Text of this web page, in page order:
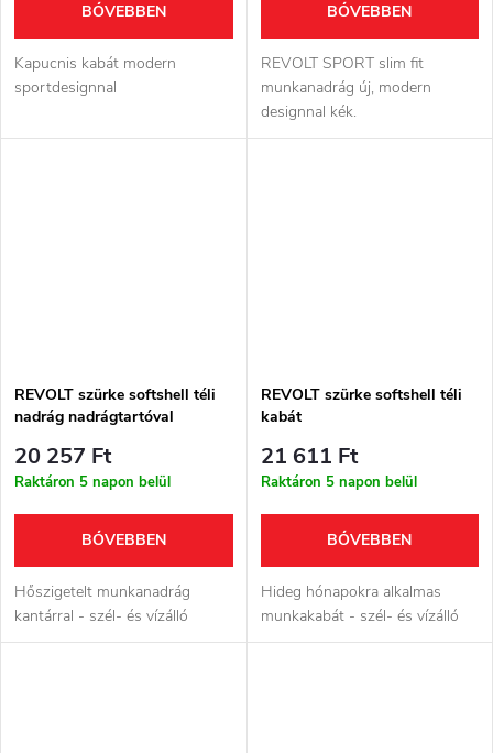
BŐVEBBEN
Kapucnis kabát modern
sportdesignnal
BŐVEBBEN
REVOLT SPORT slim fit
munkanadrág új, modern
designnal kék.
REVOLT szürke softshell téli
nadrág nadrágtartóval
20 257 Ft
Raktáron 5 napon belül
BŐVEBBEN
Hőszigetelt munkanadrág
kantárral - szél- és vízálló
REVOLT szürke softshell téli
kabát
21 611 Ft
Raktáron 5 napon belül
BŐVEBBEN
Hideg hónapokra alkalmas
munkakabát - szél- és vízálló